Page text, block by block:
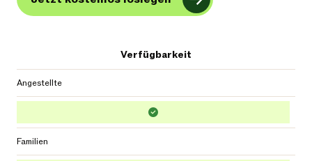
Verfügbarkeit
Angestellte
Familien